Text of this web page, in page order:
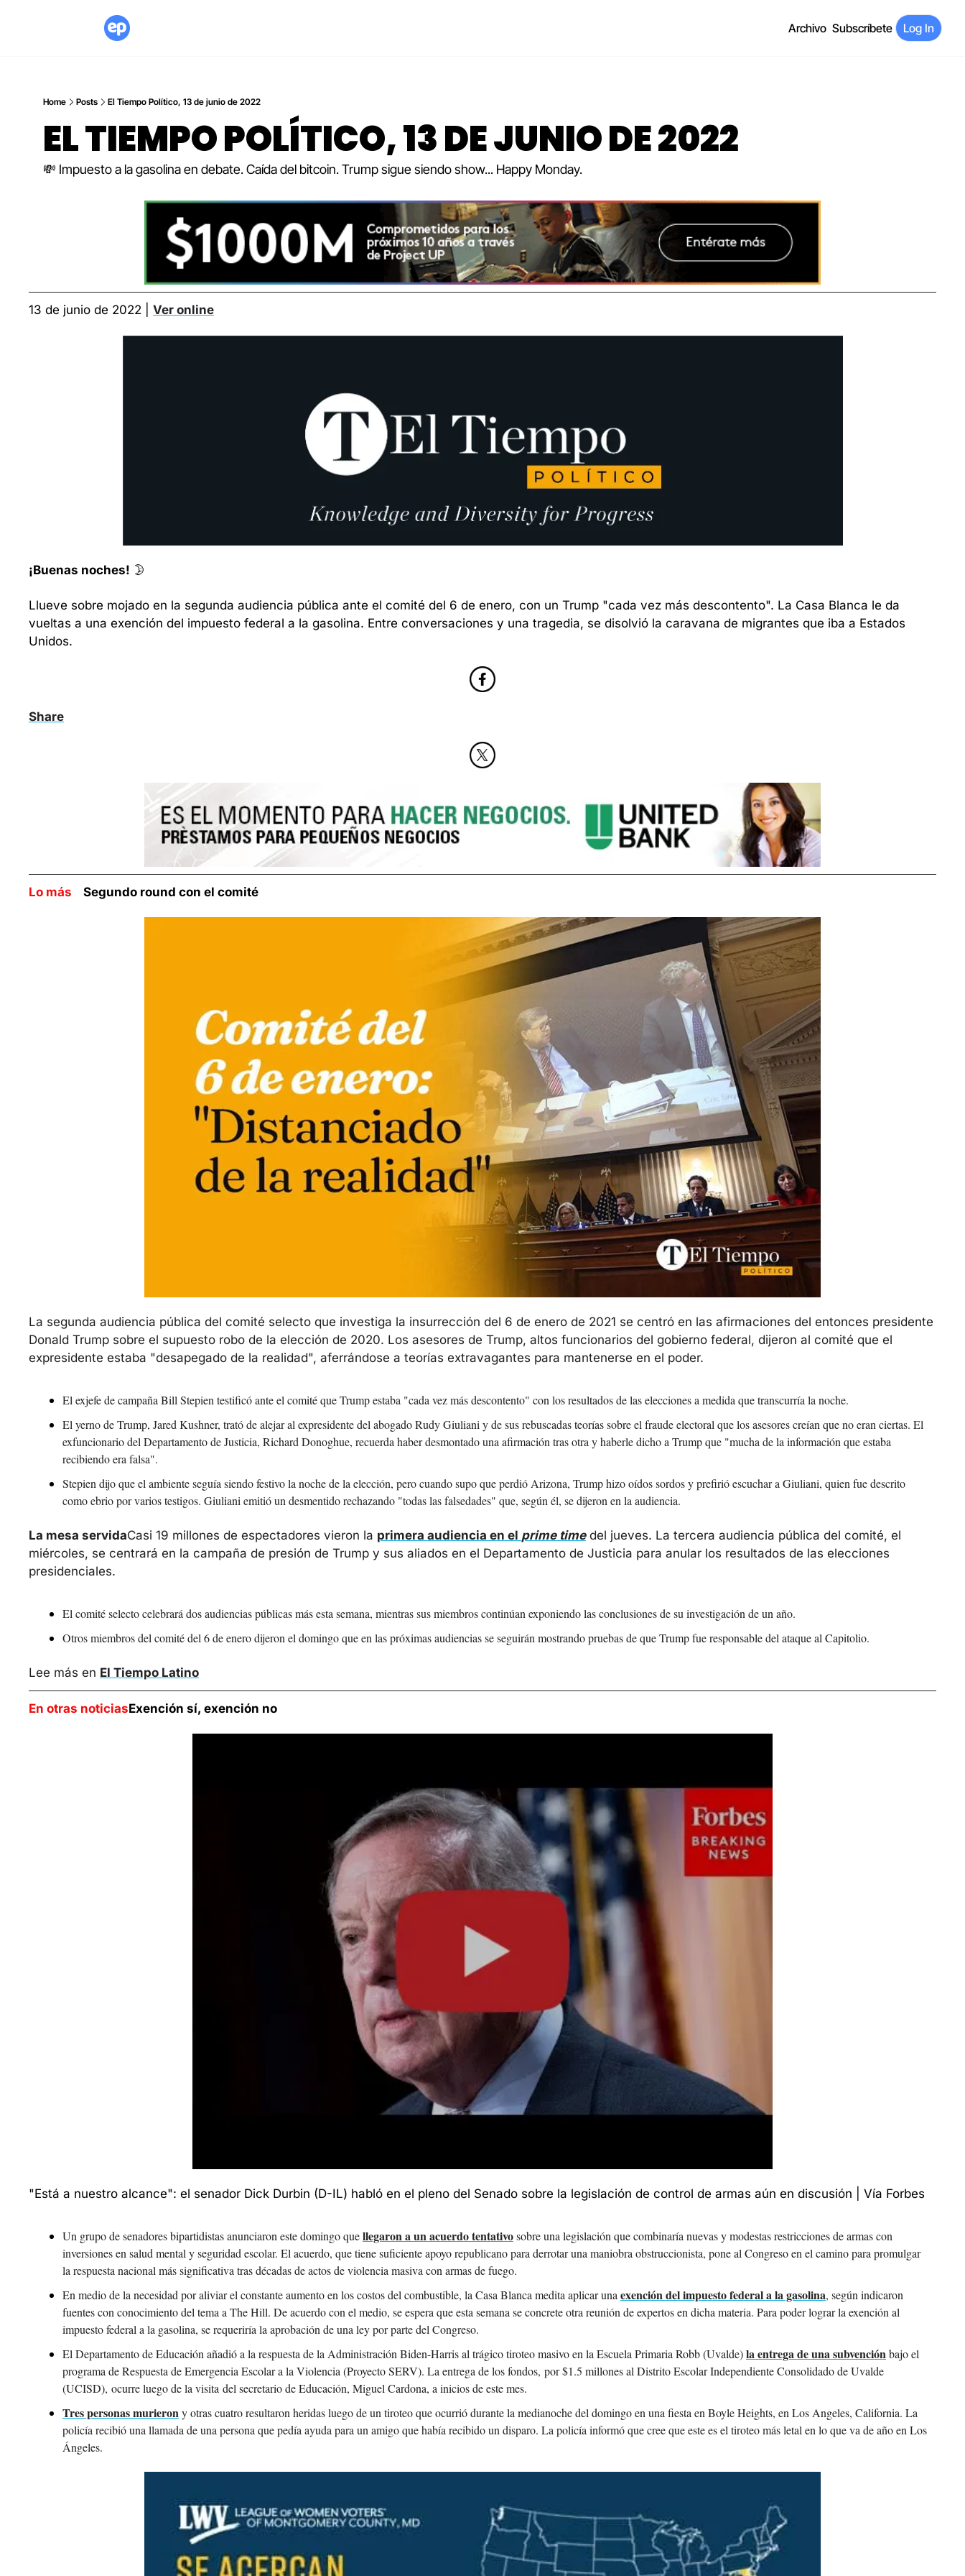
Archivo Subscríbete Log In
Home Posts El Tiempo Político, 13 de junio de 2022
EL TIEMPO POLÍTICO, 13 DE JUNIO DE 2022
💸 Impuesto a la gasolina en debate. Caída del bitcoin. Trump sigue siendo show... Happy Monday.
13 de junio de 2022 | Ver online
¡Buenas noches! 🌛
Llueve sobre mojado en la segunda audiencia pública ante el comité del 6 de enero, con un Trump "cada vez más descontento". La Casa Blanca le da
vueltas a una exención del impuesto federal a la gasolina. Entre conversaciones y una tragedia, se disolvió la caravana de migrantes que iba a Estados
Unidos.
Share
Lo más Segundo round con el comité
La segunda audiencia pública del comité selecto que investiga la insurrección del 6 de enero de 2021 se centró en las afirmaciones del entonces presidente
Donald Trump sobre el supuesto robo de la elección de 2020. Los asesores de Trump, altos funcionarios del gobierno federal, dijeron al comité que el
expresidente estaba "desapegado de la realidad", aferrándose a teorías extravagantes para mantenerse en el poder.
El exjefe de campaña Bill Stepien testificó ante el comité que Trump estaba "cada vez más descontento" con los resultados de las elecciones a medida que transcurría la noche.
El yerno de Trump, Jared Kushner, trató de alejar al expresidente del abogado Rudy Giuliani y de sus rebuscadas teorías sobre el fraude electoral que los asesores creían que no eran ciertas. El
exfuncionario del Departamento de Justicia, Richard Donoghue, recuerda haber desmontado una afirmación tras otra y haberle dicho a Trump que "mucha de la información que estaba
recibiendo era falsa".
Stepien dijo que el ambiente seguía siendo festivo la noche de la elección, pero cuando supo que perdió Arizona, Trump hizo oídos sordos y prefirió escuchar a Giuliani, quien fue descrito
como ebrio por varios testigos. Giuliani emitió un desmentido rechazando "todas las falsedades" que, según él, se dijeron en la audiencia.
La mesa servidaCasi 19 millones de espectadores vieron la primera audiencia en el prime time del jueves. La tercera audiencia pública del comité, el
miércoles, se centrará en la campaña de presión de Trump y sus aliados en el Departamento de Justicia para anular los resultados de las elecciones
presidenciales.
El comité selecto celebrará dos audiencias públicas más esta semana, mientras sus miembros continúan exponiendo las conclusiones de su investigación de un año.
Otros miembros del comité del 6 de enero dijeron el domingo que en las próximas audiencias se seguirán mostrando pruebas de que Trump fue responsable del ataque al Capitolio.
Lee más en El Tiempo Latino
En otras noticiasExención sí, exención no
"Está a nuestro alcance": el senador Dick Durbin (D-IL) habló en el pleno del Senado sobre la legislación de control de armas aún en discusión | Vía Forbes
Un grupo de senadores bipartidistas anunciaron este domingo que llegaron a un acuerdo tentativo sobre una legislación que combinaría nuevas y modestas restricciones de armas con
inversiones en salud mental y seguridad escolar. El acuerdo, que tiene suficiente apoyo republicano para derrotar una maniobra obstruccionista, pone al Congreso en el camino para promulgar
la respuesta nacional más significativa tras décadas de actos de violencia masiva con armas de fuego.
En medio de la necesidad por aliviar el constante aumento en los costos del combustible, la Casa Blanca medita aplicar una exención del impuesto federal a la gasolina, según indicaron
fuentes con conocimiento del tema a The Hill. De acuerdo con el medio, se espera que esta semana se concrete otra reunión de expertos en dicha materia. Para poder lograr la exención al
impuesto federal a la gasolina, se requeriría la aprobación de una ley por parte del Congreso.
El Departamento de Educación añadió a la respuesta de la Administración Biden-Harris al trágico tiroteo masivo en la Escuela Primaria Robb (Uvalde) la entrega de una subvención bajo el
programa de Respuesta de Emergencia Escolar a la Violencia (Proyecto SERV). La entrega de los fondos, por $1.5 millones al Distrito Escolar Independiente Consolidado de Uvalde
(UCISD), ocurre luego de la visita del secretario de Educación, Miguel Cardona, a inicios de este mes.
Tres personas murieron y otras cuatro resultaron heridas luego de un tiroteo que ocurrió durante la medianoche del domingo en una fiesta en Boyle Heights, en Los Angeles, California. La
policía recibió una llamada de una persona que pedía ayuda para un amigo que había recibido un disparo. La policía informó que cree que este es el tiroteo más letal en lo que va de año en Los
Ángeles.